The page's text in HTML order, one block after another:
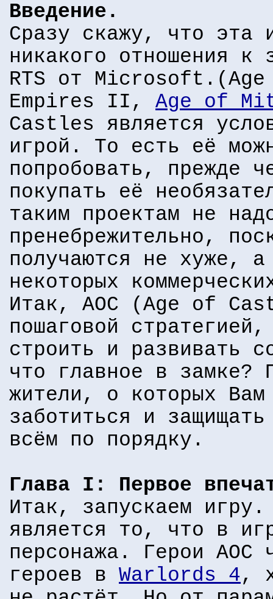
Введение.
Сразу скажу, что эта
никакого отношения к
RTS от
Empires II, Age of
Castles является
игрой. То есть её
попробовать, прежде
покупать её
таким проектам не
пренебрежительно,
получаются не хуже,
некоторых
Итак, AOC (Age of
пошаговой
строить и развивать
что главное в замке?
жители, о которых Вам
заботиться и
всём по порядку.
Глава I: Первое
Итак, запускаем игру.
является то, что в
персонажа. Герои AOC
героев в Warlords 4,